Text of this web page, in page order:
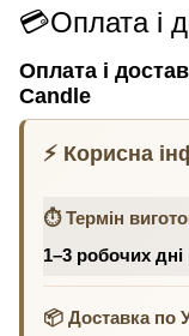
💳Оплата і
Оплата і
Candle
⚡ Корисна
⏱ Термін
1–3 робочих дні
📦 Доставка по